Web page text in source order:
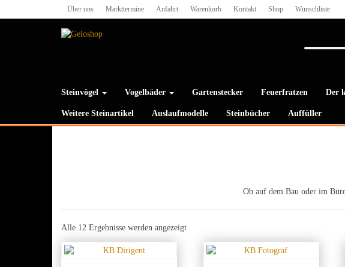
to
Über uns Markttermine Anfahrt Warenkorb Kontakt Shop Wunschliste
Steinvögel Vogelbäder Gartenstecker Feuerfratzen Der
Weitere Steinartikel Auslaufmodelle Steinbücher Auffüller
Ob auf dem Bau oder im
Alle 12 Ergebnisse werden angezeigtNach
sortiert: